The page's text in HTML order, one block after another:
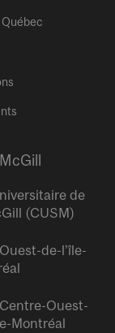
Québec
de
(CUSM)
de-l’île-
Ouest-
Montréal